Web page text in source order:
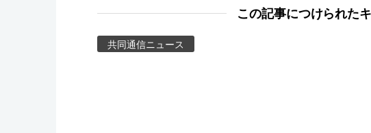
この記事につけられた
共同通信ニュース